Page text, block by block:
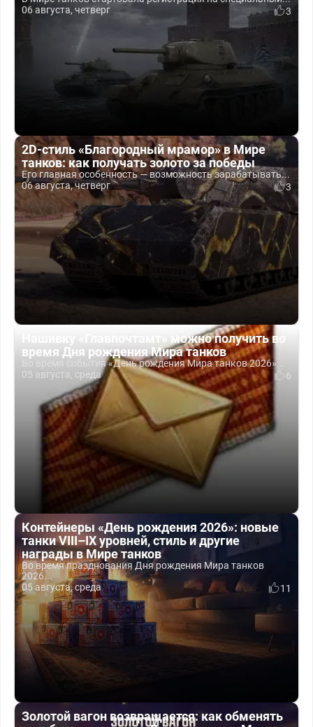
06 августа, четверг
3
2D-стиль «Благородный мрамор» в Мире
танков: как получать золото за победы
Его главная особенность — возможность зарабатывать...
06 августа, четверг
3
Нашивку «Главпочтамт» можно получить во
время Дня рождения Мира танков
Во время события «День рождения Мира танков 2026»...
05 августа, среда
6
Контейнеры «День рождения 2026»: новые
танки VIII–IX уровней, стиль и другие
награды в Мире танков
Во время празднования Дня рождения Мира танков
2026...
05 августа, среда
11
Золотой вагон возвращается: как обменять